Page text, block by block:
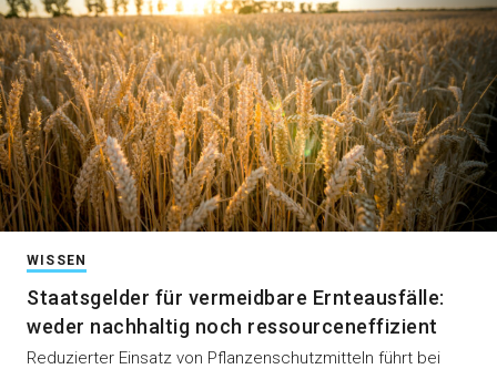
WISSEN
Staatsgelder für vermeidbare Ernteausfälle:
weder nachhaltig noch ressourceneffizient
Reduzierter Einsatz von Pflanzenschutzmitteln führt bei